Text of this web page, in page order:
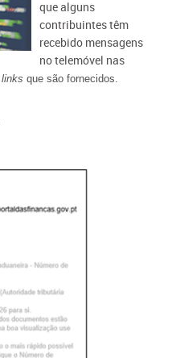
que alguns
contribuintes têm
recebido mensagens
no te​​lemóvel nas
links que são fornecidos.